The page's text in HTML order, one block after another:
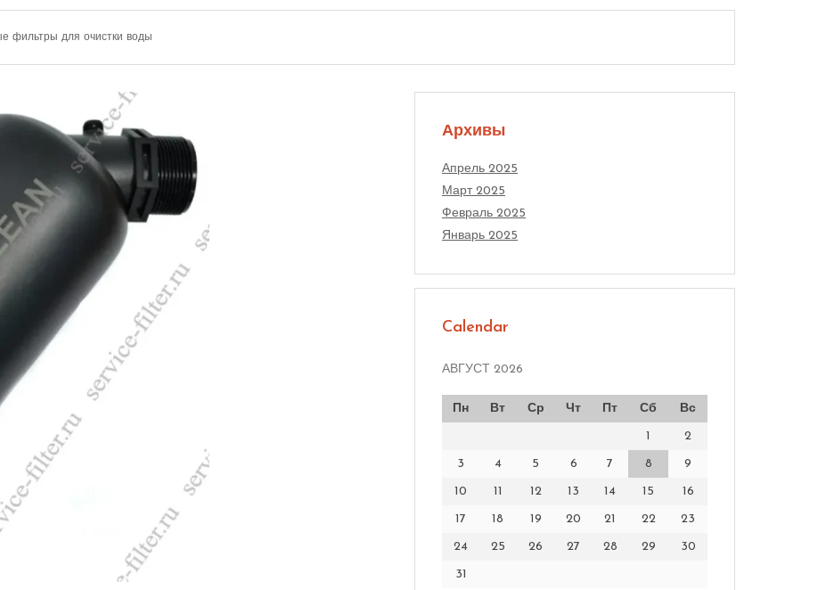
фильтры для очистки воды
Архивы
Апрель 2025
Март 2025
Февраль 2025
Январь 2025
Calendar
АВГУСТ 2026
Пн Вт Ср Чт Пт Сб Вс
1 2
3 4 5 6 7 8 9
10 11 12 13 14 15 16
17 18 19 20 21 22 23
24 25 26 27 28 29 30
31